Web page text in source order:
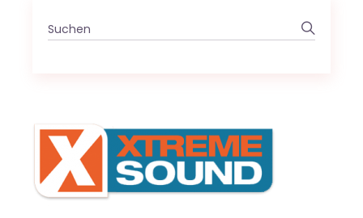
Search
for: